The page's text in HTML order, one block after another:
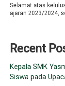
Selamat atas
ajaran 2023/2024,
Recent
Kepala SMK
Siswa pada